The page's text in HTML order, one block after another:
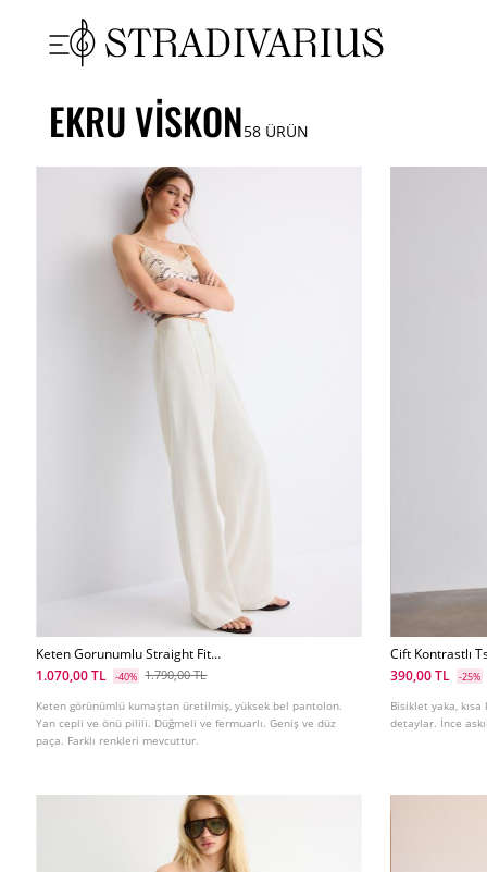
EKRU VISKON58 ÜRÜN
Keten Gorunumlu Straight Fit
Pantolon
1.070,00 TL -40% 1.790,00 TL
Keten görünümlü kumaştan üretilmiş, yüksek bel pantolon.
Yan cepli ve önü pilili. Düğmeli ve fermuarlı. Geniş ve düz
paça. Farklı renkleri mevcuttur.
Cift Kontrastlı
390,00 TL
-25%
Bisiklet yaka,
detaylar. İnce